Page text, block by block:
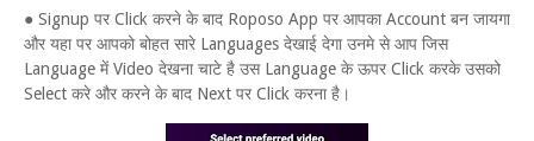
● Signup पर Click करने के बाद Roposo App पर आपका Account बन जायगा
और यहा पर आपको बोहत सारे Languages देखाई देगा उनमे से आप जिस
Language में Video देखना चाटे है उस Language के ऊपर Click करके उसको
Select करे और करने के बाद Next पर Click करना है।